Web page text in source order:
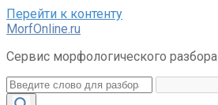
Перейти к контенту
MorfOnline.ru
Сервис морфологического разбора